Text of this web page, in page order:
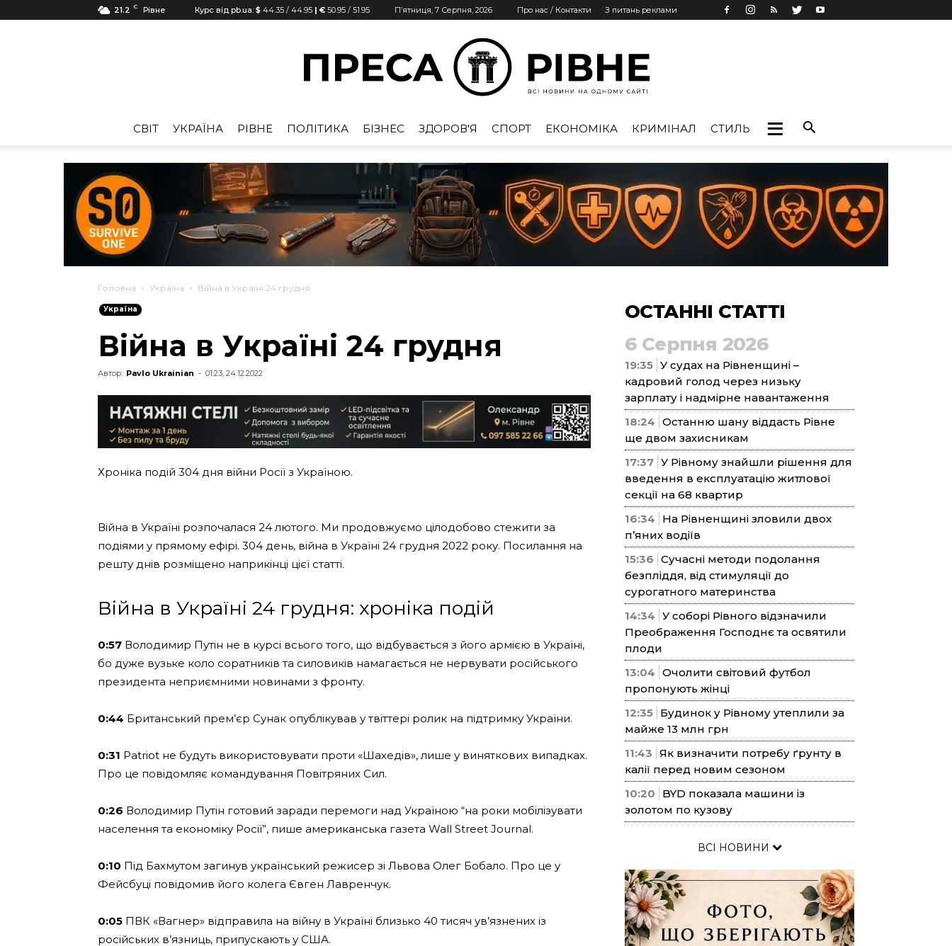
21.2 C Рівне Курс від pb.ua: $ 44.35 / 44.95 | € 50.95 / 51.95 П’ятниця, 7 Серпня, 2026 Про нас / Контакти З питань реклами
Рівне
CВІТ УКРАЇНА РІВНЕ ПОЛІТИКА БІЗНЕС ЗДОРОВ'Я СПОРТ ЕКОНОМІКА КРИМІНАЛ СТИЛЬ
Головна Україна Війна в Україні 24 грудня
Україна
Війна в Україні 24 грудня
Автор: Pavlo Ukrainian - 01:23, 24.12.2022
Хроніка подій 304 дня війни Росії з Україною.
Війна в Україні розпочалася 24 лютого. Ми продовжуємо цілодобово стежити за
подіями у прямому ефірі. 304 день, війна в Україні 24 грудня 2022 року. Посилання на
решту днів розміщено наприкінці цієї статті.
Війна в Україні 24 грудня: хроніка подій
0:57 Володимир Путін не в курсі всього того, що відбувається з його армією в Україні,
бо дуже вузьке коло соратників та силовиків намагається не нервувати російського
президента неприємними новинами з фронту.
0:44 Британський прем’єр Сунак опублікував у твіттері ролик на підтримку України.
0:31 Patriot не будуть використовувати проти «Шахедів», лише у виняткових випадках.
Про це повідомляє командування Повітряних Сил.
0:26 Володимир Путін готовий заради перемоги над Україною “на роки мобілізувати
населення та економіку Росії”, пише американська газета Wall Street Journal.
0:10 Під Бахмутом загинув український режисер зі Львова Олег Бобало. Про це у
Фейсбуці повідомив його колега Євген Лавренчук.
0:05 ПВК «Вагнер» відправила на війну в Україні близько 40 тисяч ув’язнених із
російських в’язниць, припускають у США.
ОСТАННІ СТАТТІ
6 Серпня 2026
19:35 У судах на Рівненщині –
кадровий голод через низьку
зарплату і надмірне навантаження
18:24 Останню шану віддасть Рівне
ще двом захисникам
17:37 У Рівному знайшли рішення для
введення в експлуатацію житлової
секції на 68 квартир
16:34
На Рівненщині зловили двох
п’яних водіїв
15:36 Сучасні методи подолання
безпліддя, від стимуляції до
сурогатного материнства
14:34 У соборі Рівного відзначили
Преображення Господнє та освятили
плоди
13:04 Очолити світовий футбол
пропонують жінці
12:35 Будинок у Рівному утеплили за
майже 13 млн грн
11:43 Як визначити потребу ґрунту в
калії перед новим сезоном
10:20
BYD показала машини із
золотом по кузову
ВСІ НОВИНИ